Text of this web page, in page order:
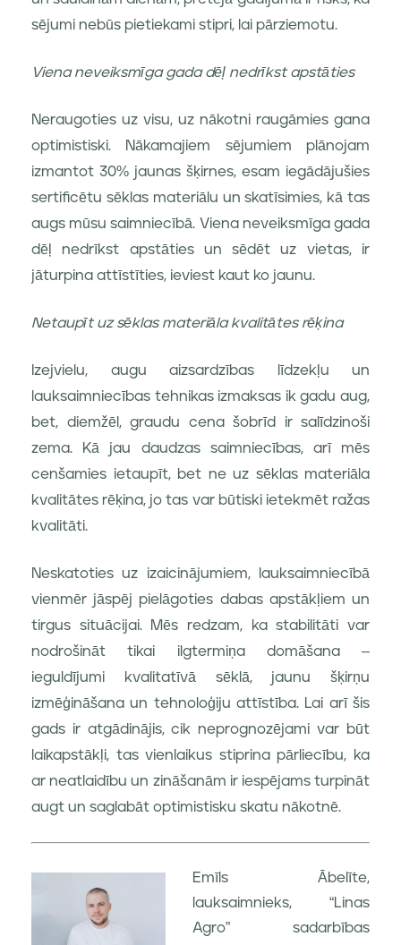
sējumi nebūs pietiekami stipri, lai pārziemotu.
Viena neveiksmīga gada dēļ nedrīkst apstāties
Neraugoties uz visu, uz nākotni raugāmies gana
optimistiski. Nākamajiem sējumiem plānojam
izmantot 30% jaunas šķirnes, esam iegādājušies
sertificētu sēklas materiālu un skatīsimies, kā tas
augs mūsu saimniecībā. Viena neveiksmīga gada
dēļ nedrīkst apstāties un sēdēt uz vietas, ir
jāturpina attīstīties, ieviest kaut ko jaunu.
Netaupīt uz sēklas materiāla kvalitātes rēķina
Izejvielu, augu aizsardzības līdzekļu un
lauksaimniecības tehnikas izmaksas ik gadu aug,
bet, diemžēl, graudu cena šobrīd ir salīdzinoši
zema. Kā jau daudzas saimniecības, arī mēs
cenšamies ietaupīt, bet ne uz sēklas materiāla
kvalitātes rēķina, jo tas var būtiski ietekmēt ražas
kvalitāti.
Neskatoties uz izaicinājumiem, lauksaimniecībā
vienmēr jāspēj pielāgoties dabas apstākļiem un
tirgus situācijai. Mēs redzam, ka stabilitāti var
nodrošināt tikai ilgtermiņa domāšana –
ieguldījumi kvalitatīvā sēklā, jaunu šķirņu
izmēģināšana un tehnoloģiju attīstība. Lai arī šis
gads ir atgādinājis, cik neprognozējami var būt
laikapstākļi, tas vienlaikus stiprina pārliecību, ka
ar neatlaidību un zināšanām ir iespējams turpināt
augt un saglabāt optimistisku skatu nākotnē.
Emīls Ābelīte,
lauksaimnieks, “Linas
Agro” sadarbības